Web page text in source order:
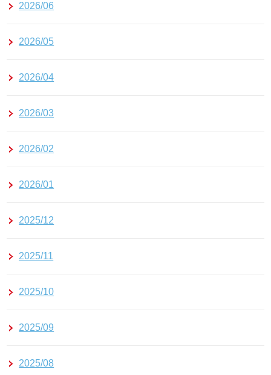
2026/06
2026/05
2026/04
2026/03
2026/02
2026/01
2025/12
2025/11
2025/10
2025/09
2025/08